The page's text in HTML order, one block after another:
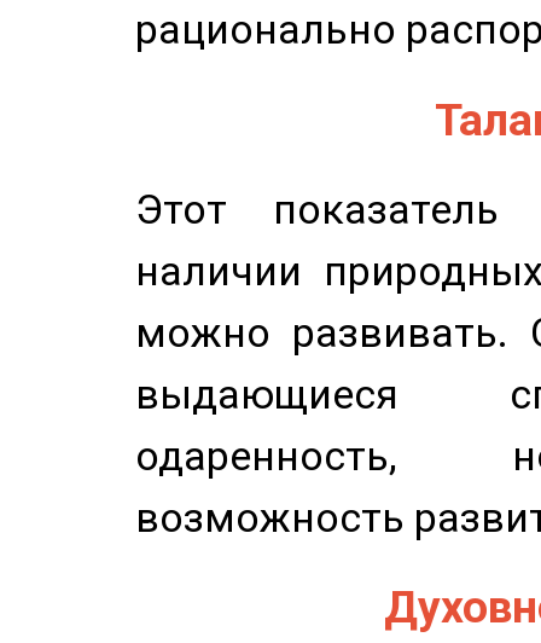
рационально
Этот показатель
наличии
можно развивать.
выдающиеся
одаренность,
возможность